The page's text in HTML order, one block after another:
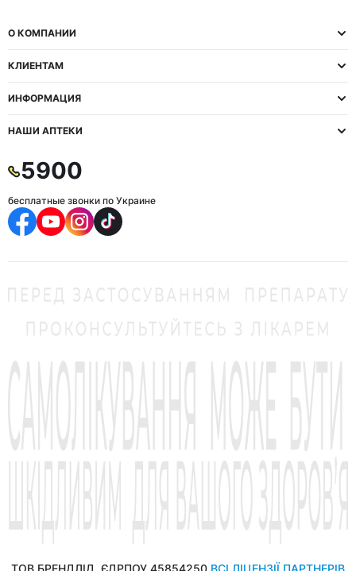
О КОМПАНИИ
КЛИЕНТАМ
ИНФОРМАЦИЯ
НАШИ АПТЕКИ
5900
бесплатные звонки по Украине
ТОВ БРЕНДЛІД, ЄДРПОУ 45854250 ВСІ ЛІЦЕНЗІЇ ПАРТНЕРІВ